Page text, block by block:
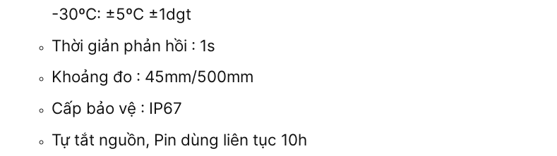
-30ºC: ±5ºC ±1dgt
Thời giản phản hồi : 1s
Khoảng đo : 45mm/500mm
Cấp bảo vệ : IP67
Tự tắt nguồn, Pin dùng liên tục 10h